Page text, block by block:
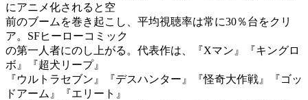
にアニメ化されると空
前のブームを巻き起こし、平均視聴率は常に30％台をクリ
ア。SFヒーローコミック
の第一人者にのし上がる。代表作は、『Xマン』『キングロ
ボ』『超犬リープ』
『ウルトラセブン』『デスハンター』『怪奇大作戦』『ゴッ
ドアーム』『エリート』